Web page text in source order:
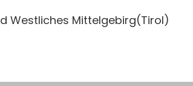
Westliches Mittelgebirg(Tirol)